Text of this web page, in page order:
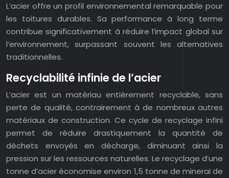
L’acier offre un profil environnemental remarquable pour
les toitures durables. Sa performance à long terme
contribue significativement à réduire l’impact global sur
l’environnement, surpassant souvent les alternatives
traditionnelles.
Recyclabilité infinie de l’acier
L’acier est un matériau entièrement recyclable, sans
perte de qualité, contrairement à de nombreux autres
matériaux de construction. Ce cycle de recyclage infini
permet de réduire drastiquement la quantité de
déchets envoyés en décharge, diminuant ainsi la
pression sur les ressources naturelles. Le recyclage d’une
tonne d’acier économise environ 1,5 tonne de minerai de